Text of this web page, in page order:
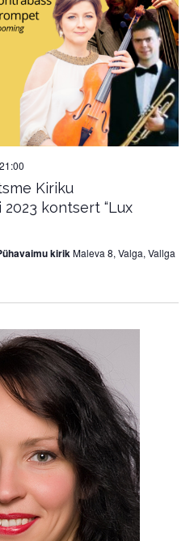
Kiriku
kontsert “Lux
21:00
kirikMaleva 8, Valga, Vallga